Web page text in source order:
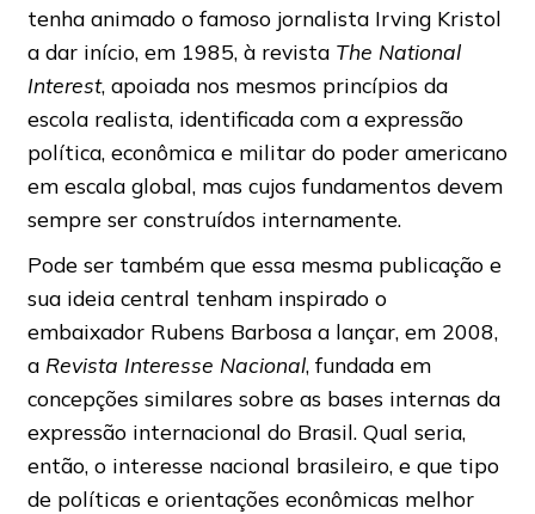
tenha animado o famoso jornalista Irving Kristol
a dar início, em 1985, à revista The National
Interest, apoiada nos mesmos princípios da
escola realista, identificada com a expressão
política, econômica e militar do poder americano
em escala global, mas cujos fundamentos devem
sempre ser construídos internamente.
Pode ser também que essa mesma publicação e
sua ideia central tenham inspirado o
embaixador Rubens Barbosa a lançar, em 2008,
a Revista Interesse Nacional, fundada em
concepções similares sobre as bases internas da
expressão internacional do Brasil. Qual seria,
então, o interesse nacional brasileiro, e que tipo
de políticas e orientações econômicas melhor